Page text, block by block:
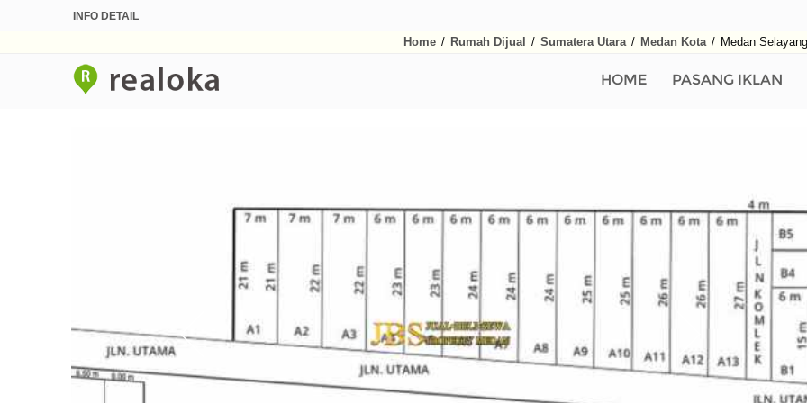
INFO DETAIL
Home / Rumah Dijual / Sumatera Utara / Medan Kota / Medan Selayang
HOME PASANG IKLAN